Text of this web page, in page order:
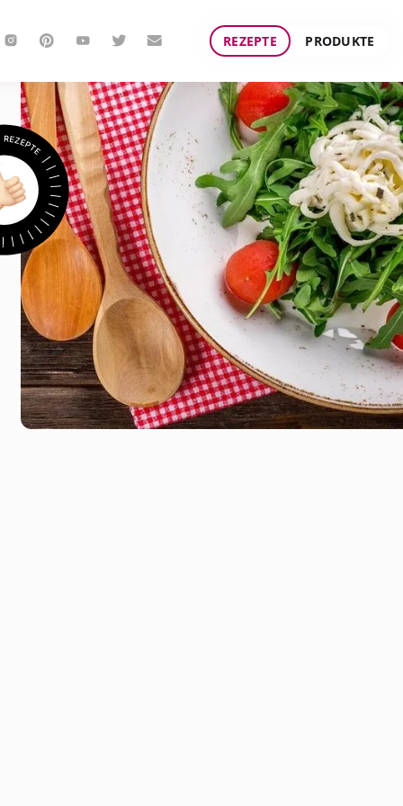
REZEPTE PRODUKTE